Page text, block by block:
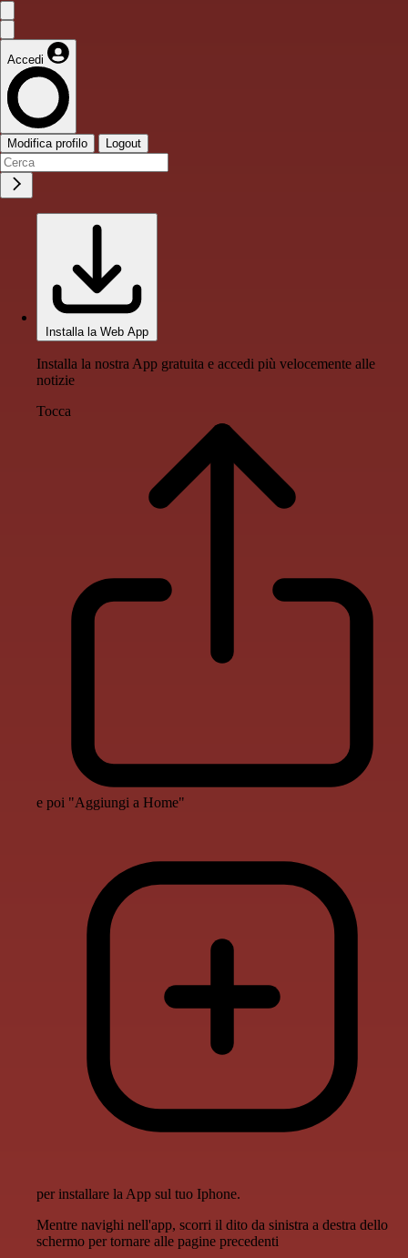
Accedi
Modifica profilo Logout
Installa la Web App
Installa la nostra App gratuita e accedi più velocemente alle
notizie
Tocca
e poi "Aggiungi a Home"
per installare la App sul tuo Iphone.
Mentre navighi nell'app, scorri il dito da sinistra a destra dello
schermo per tornare alle pagine precedenti